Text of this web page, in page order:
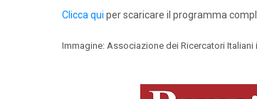
Clicca qui per scaricare il programma
Immagine: Associazione dei Ricercatori Italiani